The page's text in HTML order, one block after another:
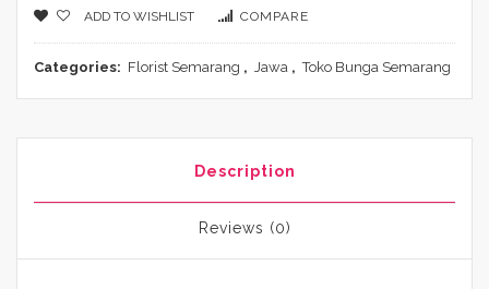
ADD TO WISHLIST COMPARE
Categories: Florist Semarang , Jawa , Toko Bunga Semarang
Description
Reviews (0)